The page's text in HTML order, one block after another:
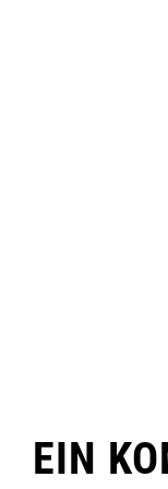
EIN